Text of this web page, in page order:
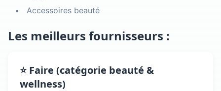
Accessoires beauté
Les meilleurs fournisseurs :
⭐ Faire (catégorie beauté &
wellness)